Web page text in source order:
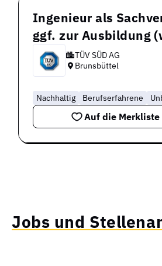
Ingenieur als
ggf. zur Ausbildung
TÜV SÜD AG
Brunsbüttel
Nachhaltig Berufserfahrene
Auf die Merkliste
Jobs und